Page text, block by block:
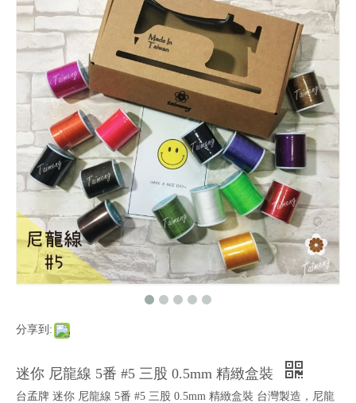
分享到:
迷你 尼龍線 5番 #5 三股 0.5mm 精緻盒裝
台孟牌 迷你 尼龍線 5番 #5 三股 0.5mm 精緻盒裝 台灣製造，尼龍